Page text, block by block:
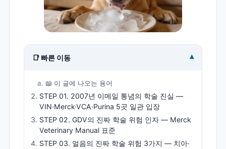
📑 빠른 이동 ▾
📖 이 글에 나오는 용어
STEP 01. 2007년 이메일 통념의 학술 진실 —
VIN·Merck·VCA·Purina 5곳 일관 입장
STEP 02. GDV의 진짜 학술 위험 인자 — Merck
Veterinary Manual 표준
STEP 03. 얼음의 진짜 학술 위험 3가지 — 치아·